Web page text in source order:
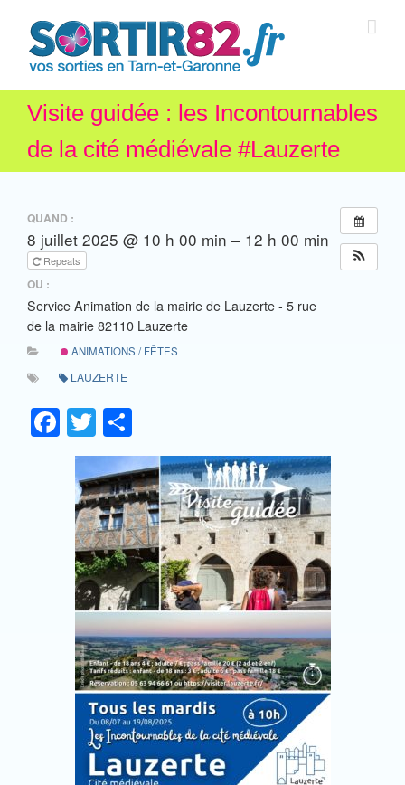
Visite guidée : les Incontournables
de la cité médiévale #Lauzerte
QUAND :
8 juillet 2025 @ 10 h 00 min – 12 h 00 min
Repeats
OÙ :
Service Animation de la mairie de Lauzerte - 5 rue
de la mairie 82110 Lauzerte
ANIMATIONS / FÊTES
LAUZERTE
Facebook
Twitter